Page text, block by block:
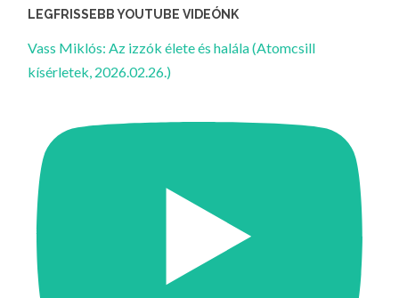
LEGFRISSEBB YOUTUBE VIDEÓNK
Vass Miklós: Az izzók élete és halála (Atomcsill
kísérletek, 2026.02.26.)